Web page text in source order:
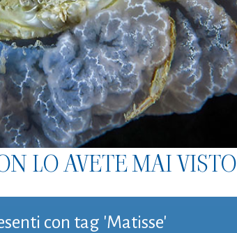
LO AVETE MAI VISTO
con tag 'Matisse'